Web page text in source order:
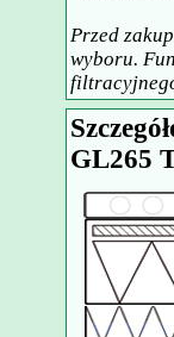
Przed
wyboru.
GL265